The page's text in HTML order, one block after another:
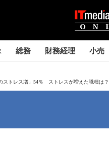
総務 財務経理 小売
ストレス増」54％ ストレスが増えた職種は？